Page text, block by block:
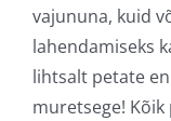
vajununa, kuid
lahendamiseks
lihtsalt petate
muretsege!